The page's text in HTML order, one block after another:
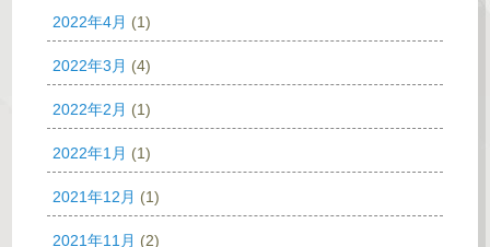
2022年4月 (1)
2022年3月 (4)
2022年2月 (1)
2022年1月 (1)
2021年12月 (1)
2021年11月 (2)